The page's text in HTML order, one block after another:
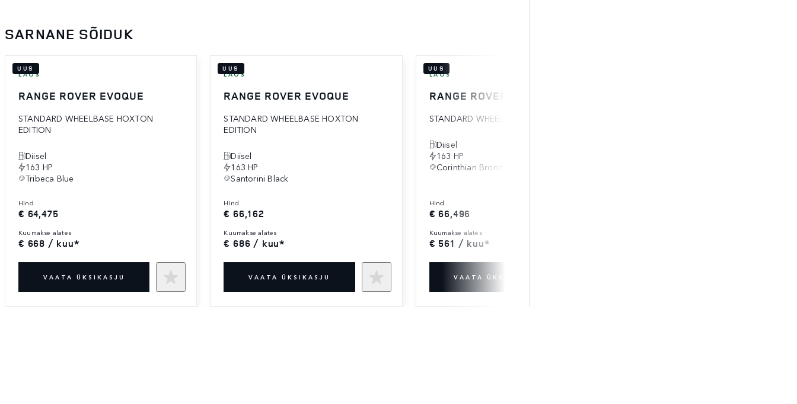
SARNANE SÕIDUK
UUS
LAOS
RANGE ROVER EVOQUE
STANDARD WHEELBASE HOXTON
EDITION
Diisel
163 HP
Tribeca Blue
hind
€ 64,475
kuumakse alates
€ 668 / kuu*
VAATA ÜKSIKASJU
UUS
LAOS
RANGE ROVER EVOQUE
STANDARD WHEELBASE HOXTON
EDITION
Diisel
163 HP
Santorini Black
hind
€ 66,162
kuumakse alates
€ 686 / kuu*
VAATA ÜKSIKASJU
UUS
LAOS
RANGE ROVER EVOQUE
STANDARD WHEELBASE DYNAMIC SE
Diisel
163 HP
Corinthian Bronze
hind
€ 66,496
kuumakse alates
€ 561 / kuu*
VAATA ÜKSIKASJU